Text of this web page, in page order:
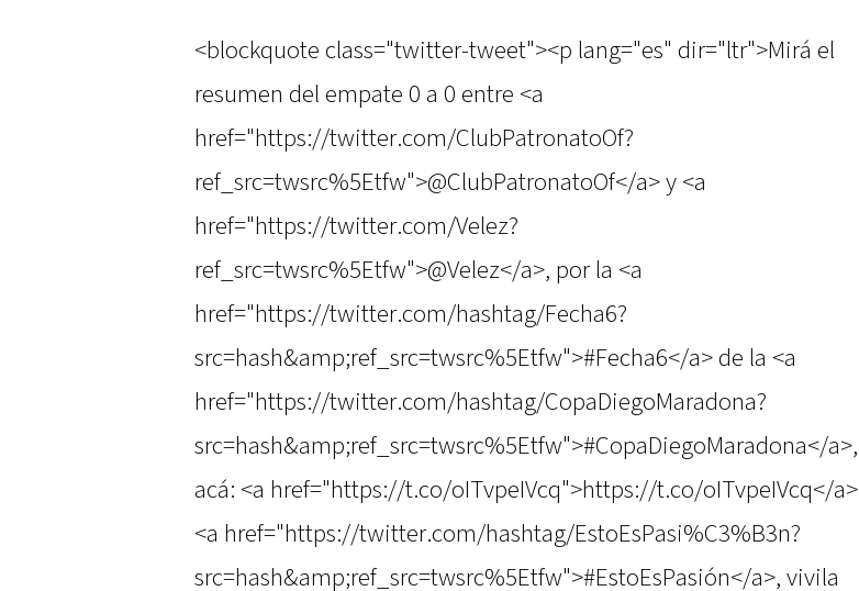
<blockquote class="twitter-tweet"><p lang="es" dir="ltr">Mirá el
resumen del empate 0 a 0 entre <a
href="https://twitter.com/ClubPatronatoOf?
ref_src=twsrc%5Etfw">@ClubPatronatoOf</a> y <a
href="https://twitter.com/Velez?
ref_src=twsrc%5Etfw">@Velez</a>, por la <a
href="https://twitter.com/hashtag/Fecha6?
src=hash&amp;ref_src=twsrc%5Etfw">#Fecha6</a> de la <a
href="https://twitter.com/hashtag/CopaDiegoMaradona?
src=hash&amp;ref_src=twsrc%5Etfw">#CopaDiegoMaradona</a>,
acá: <a href="https://t.co/oITvpeIVcq">https://t.co/oITvpeIVcq</a>
<a href="https://twitter.com/hashtag/EstoEsPasi%C3%B3n?
src=hash&amp;ref_src=twsrc%5Etfw">#EstoEsPasión</a>, vivila